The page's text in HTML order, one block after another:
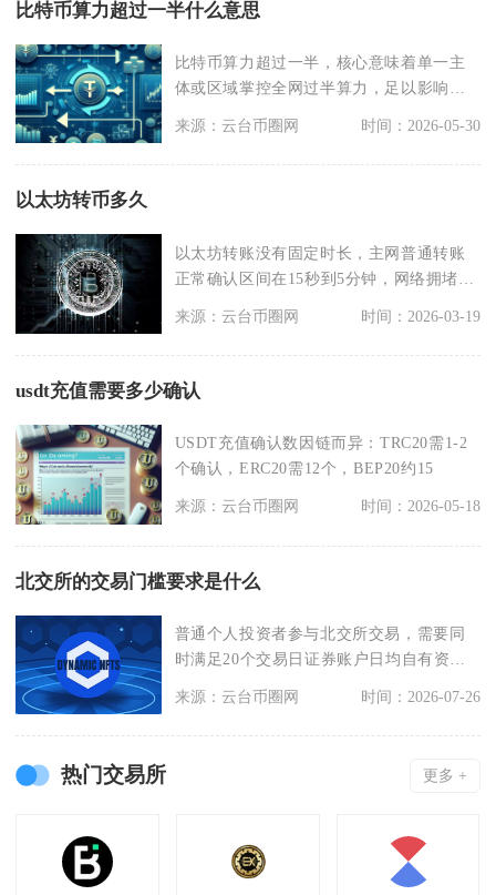
比特币算力超过一半什么意思
比特币算力超过一半，核心意味着单一主
体或区域掌控全网过半算力，足以影响比
来源：云台币圈网 时间：2026-05-30
以太坊转币多久
以太坊转账没有固定时长，主网普通转账
正常确认区间在15秒到5分钟，网络拥堵、
来源：云台币圈网 时间：2026-03-19
usdt充值需要多少确认
USDT充值确认数因链而异：TRC20需1-2
个确认，ERC20需12个，BEP20约15
来源：云台币圈网 时间：2026-05-18
北交所的交易门槛要求是什么
普通个人投资者参与北交所交易，需要同
时满足20个交易日证券账户日均自有资产
来源：云台币圈网 时间：2026-07-26
热门交易所 更多 +